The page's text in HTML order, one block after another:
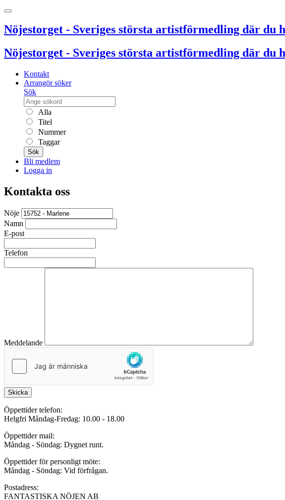
Nöjestorget - Sveriges största artistförmedling där du
Nöjestorget - Sveriges största artistförmedling där du
Kontakt
Arrangör söker
Sök
Alla
Titel
Nummer
Taggar
Sök
Bli medlem
Logga in
Kontakta oss
Nöje
Namn
E-post
Telefon
Meddelande
Skicka
Öppettider telefon:
Helgfri Måndag-Fredag: 10.00 - 18.00
Öppettider mail:
Måndag - Söndag: Dygnet runt.
Öppettider för personligt möte:
Måndag - Söndag: Vid förfrågan.
Postadress:
FANTASTISKA NÖJEN AB